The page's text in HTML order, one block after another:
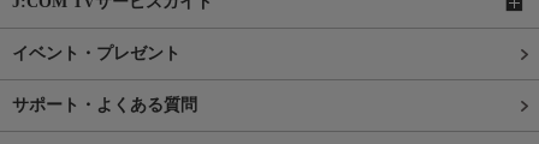
イベント・プレゼント
サポート・よくある質問